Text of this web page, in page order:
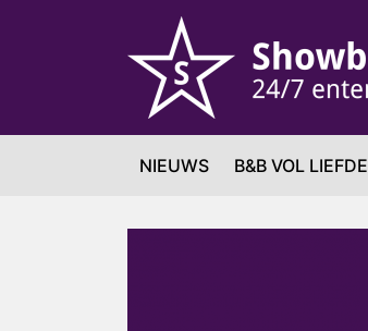
NIEUWS B&B VOL LIEFDE